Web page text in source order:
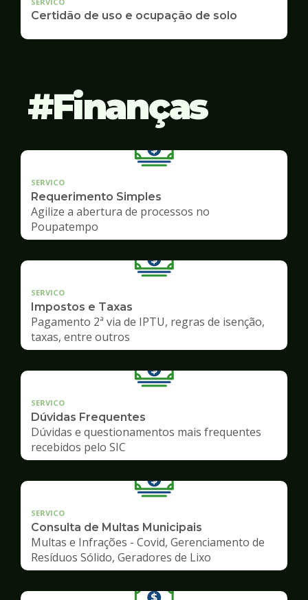
Certidão de uso e ocupação de solo
Finanças
SERVICO
Requerimento Simples
Agilize a abertura de processos no
Poupatempo
SERVICO
Impostos e Taxas
Pagamento 2ª via de IPTU, regras de isenção,
taxas, entre outros
SERVICO
Dúvidas Frequentes
Dúvidas e questionamentos mais frequentes
recebidos pelo SIC
SERVICO
Consulta de Multas Municipais
Multas e Infrações - Covid, Gerenciamento de
Resíduos Sólido, Geradores de Lixo